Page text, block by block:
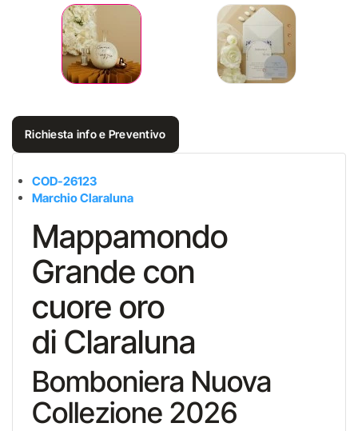
Richiesta info e Preventivo
COD-26123
Marchio Claraluna
Mappamondo
Grande con
cuore oro
di Claraluna
Bomboniera Nuova
Collezione 2026